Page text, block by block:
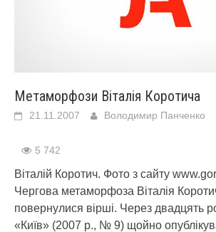
Метаморфози Віталія Коротича
21.11.2007 Володимир Панченко
5 742
Віталій Коротич. Фото з сайту
Чергова метаморфоза Віталія
повернулися вірші. Через двадцять
«Київ» (2007 р., № 9) щойно